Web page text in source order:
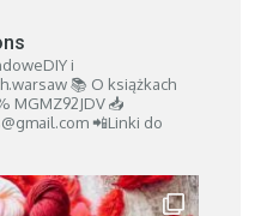
i
📚 O książkach
MGMZ92JDV📥
📲Linki do